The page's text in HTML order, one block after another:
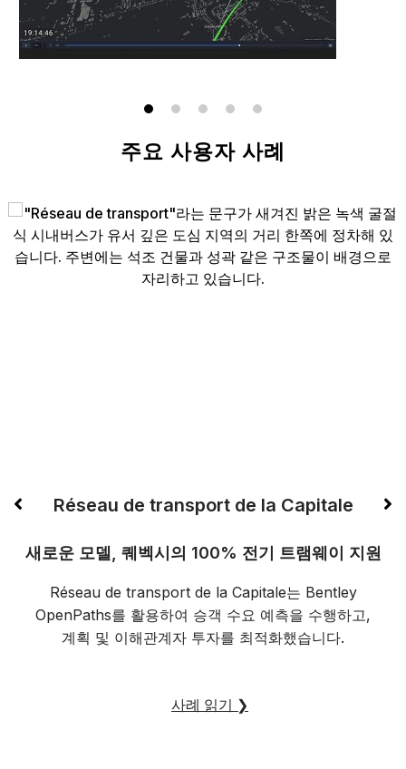
주요 사용자 사례
Réseau de transport de la Capitale
새로운 모델, 퀘벡시의 100% 전기 트램웨이 지원
Réseau de transport de la Capitale는 Bentley
OpenPaths를 활용하여 승객 수요 예측을 수행하고,
계획 및 이해관계자 투자를 최적화했습니다.
사례 읽기 ❯